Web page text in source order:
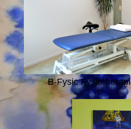
B-Fysic